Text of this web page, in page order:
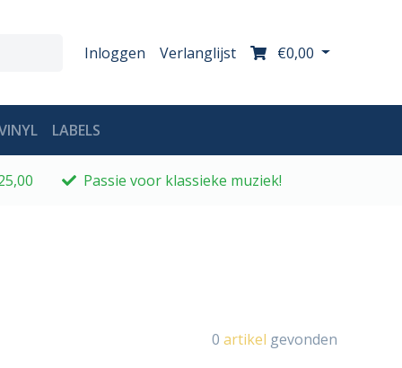
Inloggen Verlanglijst €0,00
LABELS
Passie voor klassieke muziek!
0 artikel gevonden